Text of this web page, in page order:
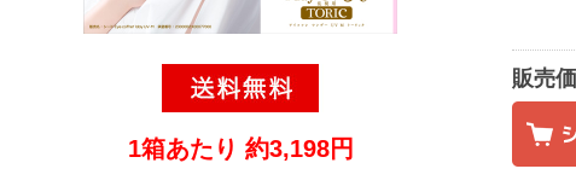
1箱あたり 約3,198円
販売